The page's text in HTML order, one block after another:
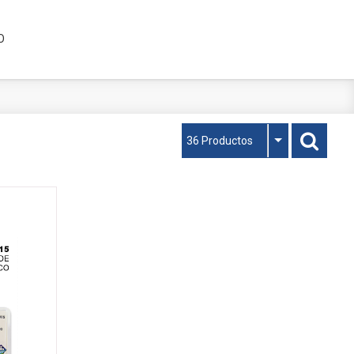
36 Productos